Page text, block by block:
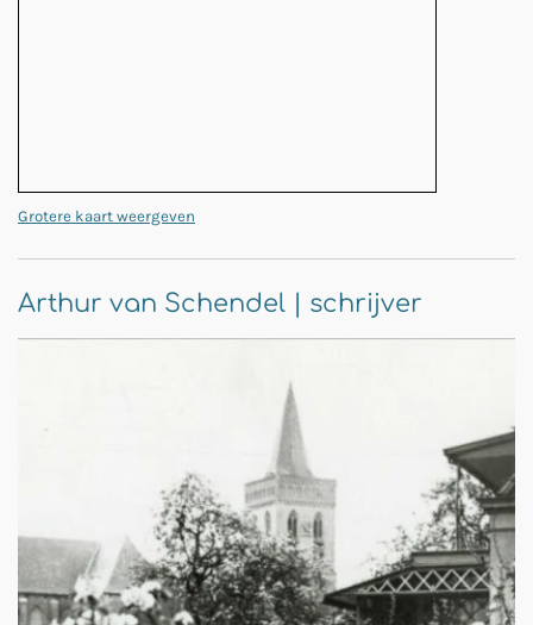
Grotere kaart weergeven
Arthur van Schendel | schrijver